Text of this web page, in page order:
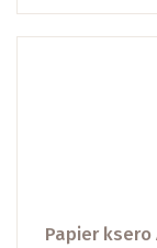
Papier ksero